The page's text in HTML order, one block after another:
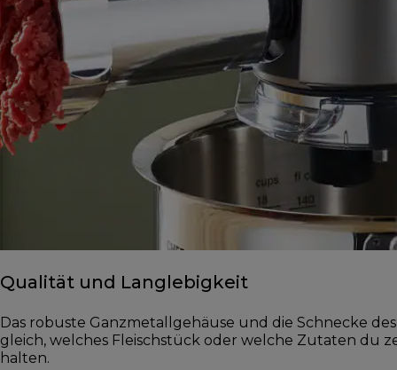
Qualität und Langlebigkeit
Das robuste Ganzmetallgehäuse und die Schnecke
gleich, welches Fleischstück oder welche Zutaten du
halten.